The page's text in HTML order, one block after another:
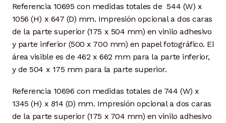
Referencia 10695 con medidas totales de 544 (W) x
1056 (H) x 647 (D) mm. Impresión opcional a dos caras
de la parte superior (175 x 504 mm) en vinilo adhesivo
y parte inferior (500 x 700 mm) en papel fotográfico. El
área visible es de 462 x 662 mm para la parte inferior,
y de 504 x 175 mm para la parte superior.
Referencia 10696 con medidas totales de 744 (W) x
1345 (H) x 814 (D) mm. Impresión opcional a dos caras
de la parte superior (175 x 704 mm) en vinilo adhesivo